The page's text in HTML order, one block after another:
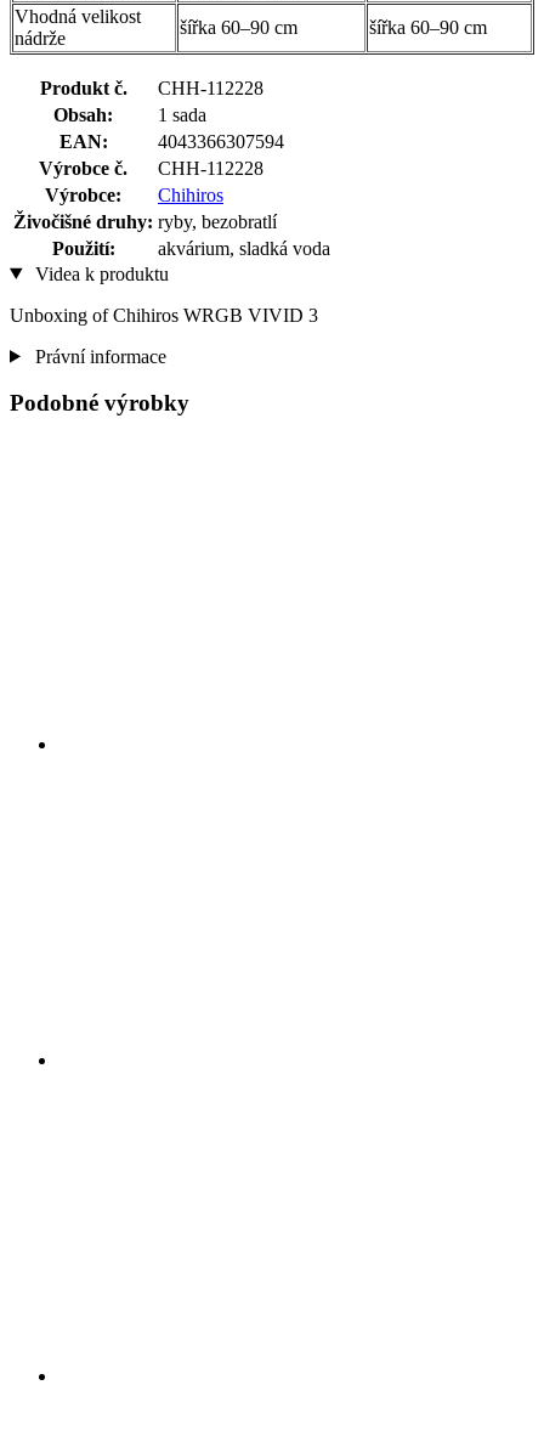
Vhodná velikost
nádrže
šířka 60–90 cm šířka 60–90 cm
Produkt č.
CHH-112228
Obsah:
1 sada
EAN:
4043366307594
Výrobce č.
CHH-112228
Výrobce:
Chihiros
Živočišné druhy: ryby, bezobratlí
Použití:
akvárium, sladká voda
Videa k produktu
Unboxing of Chihiros WRGB VIVID 3
Právní informace
Podobné výrobky